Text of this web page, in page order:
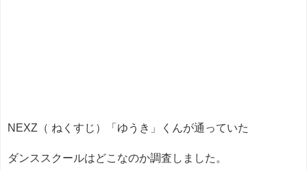
NEXZ（ ねくすじ）「ゆうき」くんが通っていた
ダンススクールはどこなのか調査しました。